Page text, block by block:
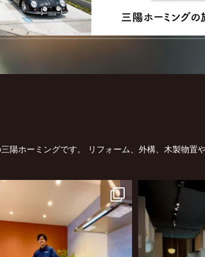
陽ホーミングです。 リフォーム、外構、木製物置